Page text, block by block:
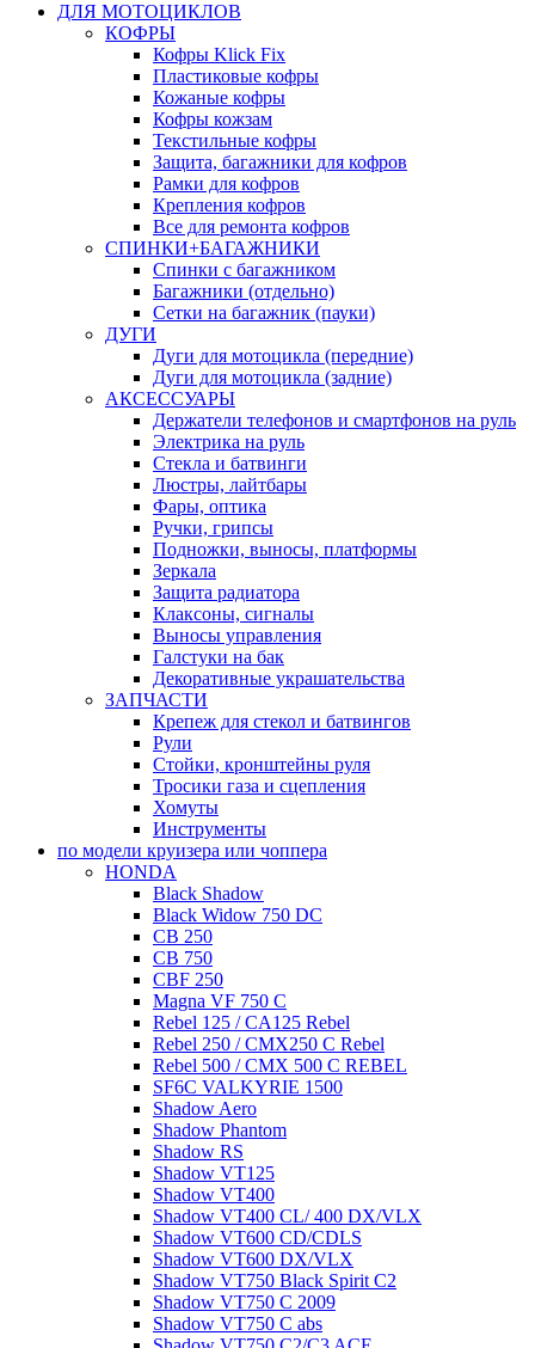
ДЛЯ МОТОЦИКЛОВ
КОФРЫ
Кофры Klick Fix
Пластиковые кофры
Кожаные кофры
Кофры кожзам
Текстильные кофры
Защита, багажники для кофров
Рамки для кофров
Крепления кофров
Все для ремонта кофров
СПИНКИ+БАГАЖНИКИ
Спинки с багажником
Багажники (отдельно)
Сетки на багажник (пауки)
ДУГИ
Дуги для мотоцикла (передние)
Дуги для мотоцикла (задние)
АКСЕССУАРЫ
Держатели телефонов и смартфонов на руль
Электрика на руль
Стекла и батвинги
Люстры, лайтбары
Фары, оптика
Ручки, грипсы
Подножки, выносы, платформы
Зеркала
Защита радиатора
Клаксоны, сигналы
Выносы управления
Галстуки на бак
Декоративные украшательства
ЗАПЧАСТИ
Крепеж для стекол и батвингов
Рули
Стойки, кронштейны руля
Тросики газа и сцепления
Хомуты
Инструменты
по модели круизера или чоппера
HONDA
Black Shadow
Black Widow 750 DC
CB 250
CB 750
CBF 250
Magna VF 750 C
Rebel 125 / CA125 Rebel
Rebel 250 / CMX250 C Rebel
Rebel 500 / CMX 500 C REBEL
SF6C VALKYRIE 1500
Shadow Aero
Shadow Phantom
Shadow RS
Shadow VT125
Shadow VT400
Shadow VT400 CL/ 400 DX/VLX
Shadow VT600 CD/CDLS
Shadow VT600 DX/VLX
Shadow VT750 Black Spirit C2
Shadow VT750 C 2009
Shadow VT750 C abs